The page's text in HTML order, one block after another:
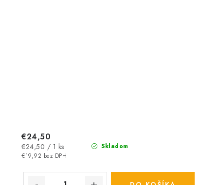
Skladom
€19,92 bez DPH
€24,50
Jednotková
cena:
€24,50 / 1 ks